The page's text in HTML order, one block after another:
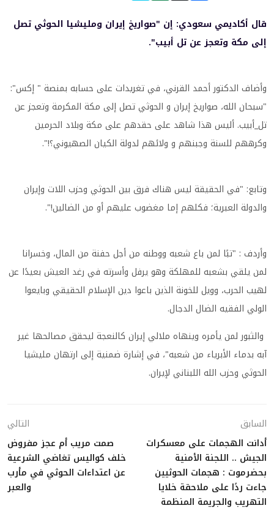
قال أكاديمي سعودي: إن "صواريخ ‎إيران ومليشيا الحوثي تصل
إلى ‎مكة وتعجز عن تل أبيب".
وأضاف الدكتور أحمد القرني، في تغريدات على حسابه بمنصة " إكس":
"‏سبحان الله، صواريخ ‎إيران و ‎الحوثي تصل إلى ‎مكة المكرمة وتعجز عن
‎تل_أبيب. أليس هذا شاهد على حقدهم على مكة وبلاد الحرمين
وكرههم للسنة وجبنهم و ولائهم لدولة الكيان الصهيوني؟!".
وتابع: "في الحقيقة ليس هناك فرق بين الحوثي وحزب اللات وإيران
والدولة العبرية؛ فكلهم إما مغضوب عليهم أو من الضالين!".
وأردف : ‏"تبًا لمن باع شعبه ووطنه من أجل حفنة من المال، وخسرانا
لمن يلقي بشعبه للمهلكة وهو يرفل وأسرته في رغد العيش بعيدًا عن
لهيب الحرب، وويل للخونة الذين باعوا دين الإسلام الحقيقي وبايعوا
الولي الفقيه الضال الدجال.
والثبور لمن يأمره وينهاه ملالي إيران كالنعجة ليحقق مصالحها غير
آبه بدماء الأبرياء من شعبه"، في إشارة ضمنية إلى ارتهان مليشيا
الحوثي وحزب الله اللبناني لإيران.
السابق
أدانت الهجمات على معسكرات
الجيش .. اللجنة الأمنية
بحضرموت : هجمات الحوثيين
جاءت ردًا على ملاحقة خلايا
التهريب والجريمة المنظمة
التالي
صمت مريب أم عجز مفروض
خلف كواليس تغاضي الشرعية
عن اعتداءات الحوثي في مأرب
والعبر